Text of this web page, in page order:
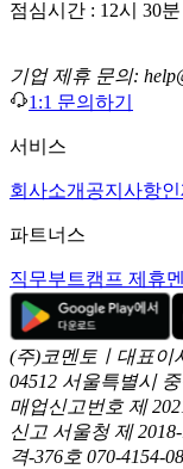
점심시간 : 12시 30분
기업 제휴 문의:
1:1 문의하기
서비스
회사소개 공지사항
파트너스
직무부트캠프 제휴
(주)코멘토ㅣ대표이
04512 서울특별시
매업신고번호 제
신고 서울청 제
격-376호 070-4154-